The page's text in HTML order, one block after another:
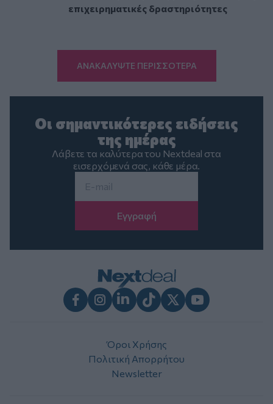
επιχειρηματικές δραστηριότητες
ΑΝΑΚΑΛΥΨΤΕ ΠΕΡΙΣΣΟΤΕΡΑ
Οι σημαντικότερες ειδήσεις
της ημέρας
Λάβετε τα καλύτερα του Nextdeal στα
εισερχόμενά σας, κάθε μέρα.
Όροι Χρήσης
Πολιτική Απορρήτου
Newsletter